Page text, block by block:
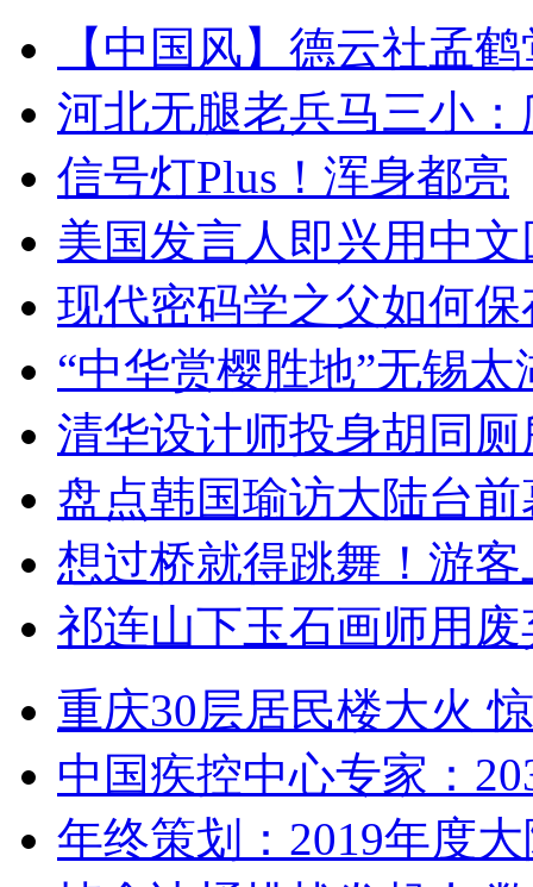
【中国风】德云社孟
河北无腿老兵马三小
信号灯Plus！浑身都亮
美国发言人即兴用中
现代密码学之父如何
“中华赏樱胜地”无锡
清华设计师投身胡同
盘点韩国瑜访大陆台
想过桥就得跳舞！游客
祁连山下玉石画师用
重庆30层居民楼大火
中国疾控中心专家：
年终策划：2019年度